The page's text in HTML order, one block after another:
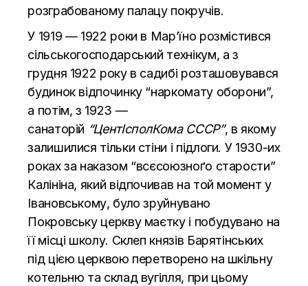
розграбованому палацу покручів.
У 1919 — 1922 роки в Мар’їно розмістився
сільськогосподарський технікум, а з
грудня 1922 року в садибі розташовувався
будинок відпочинку “наркомату оборони”,
а потім, з 1923 —
санаторій “ЦентІсполКома СССР”, в якому
залишилися тільки стіни і підлоги. У 1930-их
роках за наказом “всєсоюзноґо старости”
Калініна, який відпочивав на той момент у
Івановському, було зруйнувано
Покровську церкву маєтку і побудувано на
її місці школу. Склеп князів Барятінських
під цією церквою перетворено на шкільну
котельню та склад вугілля, при цьому